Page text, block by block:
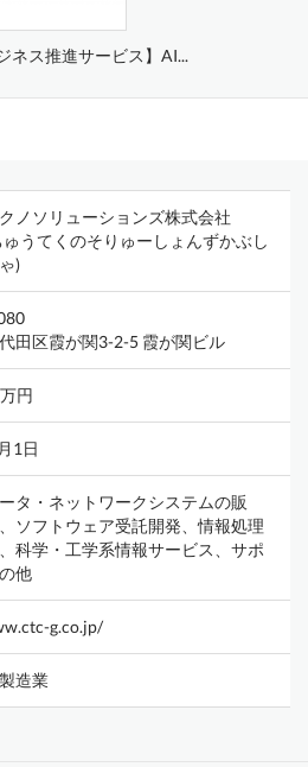
ネス推進サービス】AI...
ノソリューションズ株式会社
うてくのそりゅーしょんずかぶし
)
田区霞が関3-2-5 霞が関ビル
円
1日
タ・ネットワークシステムの販
ソフトウェア受託開発、情報処理
科学・工学系情報サービス、サポ
他
g.co.jp/
造業